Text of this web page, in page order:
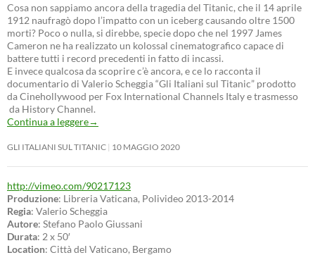
Cosa non sappiamo ancora della tragedia del Titanic, che il 14 aprile
1912 naufragò dopo l’impatto con un iceberg causando oltre 1500
morti? Poco o nulla, si direbbe, specie dopo che nel 1997 James
Cameron ne ha realizzato un kolossal cinematografico capace di
battere tutti i record precedenti in fatto di incassi.
E invece qualcosa da scoprire c’è ancora, e ce lo racconta il
documentario di Valerio Scheggia “Gli Italiani sul Titanic” prodotto
da Cinehollywood per Fox International Channels Italy e trasmesso
da History Channel.
Continua a leggere→
GLI ITALIANI SUL TITANIC 10 MAGGIO 2020
http://vimeo.com/90217123
Produzione: Libreria Vaticana, Polivideo 2013-2014
Regia: Valerio Scheggia
Autore: Stefano Paolo Giussani
Durata: 2 x 50′
Location: Città del Vaticano, Bergamo